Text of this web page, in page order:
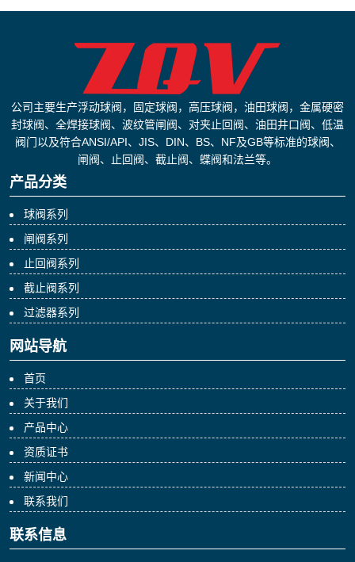
公司主要生产浮动球阀，固定球阀，高压球阀，油田球阀，金属硬密
封球阀、全焊接球阀、波纹管闸阀、对夹止回阀、油田井口阀、低温
阀门以及符合ANSI/API、JIS、DIN、BS、NF及GB等标准的球阀、
闸阀、止回阀、截止阀、蝶阀和法兰等。
产品分类
球阀系列
闸阀系列
止回阀系列
截止阀系列
过滤器系列
网站导航
首页
关于我们
产品中心
资质证书
新闻中心
联系我们
联系信息